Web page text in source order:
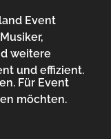
Event
weitere
und effizient.
Für Event
möchten.